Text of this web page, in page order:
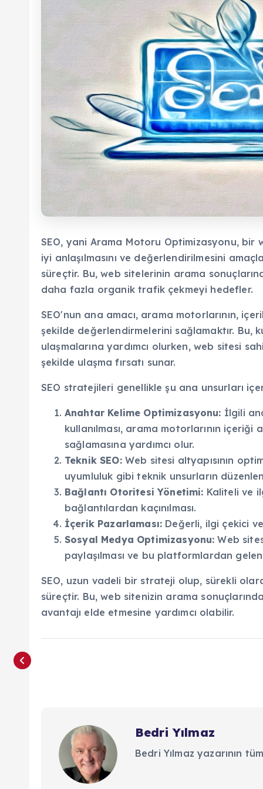
SEO, yani Arama Motoru Optimizasyonu,
iyi anlaşılmasını ve değerlendirilmesini
süreçtir. Bu, web sitelerinin arama
daha fazla organik trafik çekmeyi hedefler.
SEO'nun ana amacı, arama motorlarının,
şekilde değerlendirmelerini sağlamaktır. Bu,
ulaşmalarına yardımcı olurken, web sitesi
şekilde ulaşma fırsatı sunar.
SEO stratejileri genellikle şu ana unsurları
Anahtar Kelime Optimizasyonu: İlgili
kullanılması, arama motorlarının içeriği
sağlamasına yardımcı olur.
Teknik SEO:Web sitesi altyapısının
uyumluluk gibi teknik unsurların
Bağlantı Otoritesi Yönetimi: Kaliteli ve
bağlantılardan kaçınılması.
İçerik Pazarlaması: Değerli, ilgi çekici
Sosyal Medya Optimizasyonu: Web
paylaşılması ve bu platformlardan
SEO, uzun vadeli bir strateji olup, sürekli
süreçtir. Bu, web sitenizin arama
avantajı elde etmesine yardımcı olabilir.
Bedri Yılmaz
Bedri Yılmaz yazarının